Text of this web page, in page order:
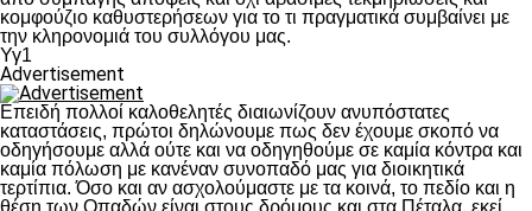
κομφούζιο καθυστερήσεων για το τι πραγματικά συμβαίνει με
την κληρονομιά του συλλόγου μας.
Υγ1
Advertisement
Επειδή πολλοί καλοθελητές διαιωνίζουν ανυπόστατες
καταστάσεις, πρώτοι δηλώνουμε πως δεν έχουμε σκοπό να
οδηγήσουμε αλλά ούτε και να οδηγηθούμε σε καμία κόντρα και
καμία πόλωση με κανέναν συνοπαδό μας για διοικητικά
τερτίπια. Όσο και αν ασχολούμαστε με τα κοινά, το πεδίο και η
θέση των Οπαδών είναι στους δρόμους και στα Πέταλα, εκεί